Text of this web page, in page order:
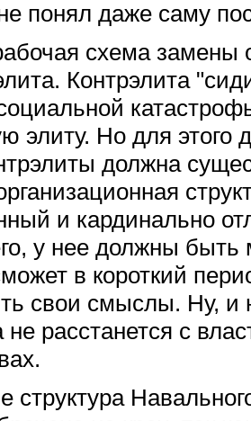
понял даже саму
схема замены
Контрэлита
элиту. Но для этого
должна
и кардинально
у нее должны
в короткий
свои смыслы. Ну, и
не расстанется с
структура